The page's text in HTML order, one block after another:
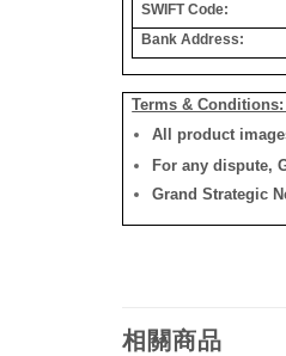
SWIFT Code:
Bank Address:
Terms & Conditions:
All product
For any dispute,
Grand Strategic
相關商品